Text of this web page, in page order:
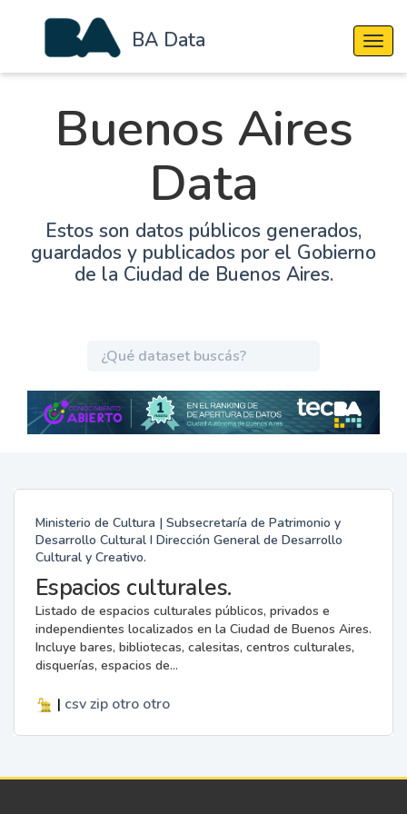
BA Data
Buenos Aires
Data
Estos son datos públicos generados,
guardados y publicados por el Gobierno
de la Ciudad de Buenos Aires.
Ministerio de Cultura | Subsecretaría de Patrimonio y
Desarrollo Cultural I Dirección General de Desarrollo
Cultural y Creativo.
Espacios culturales.
Listado de espacios culturales públicos, privados e
independientes localizados en la Ciudad de Buenos Aires.
Incluye bares, bibliotecas, calesitas, centros culturales,
disquerías, espacios de...
| csv zip otro otro